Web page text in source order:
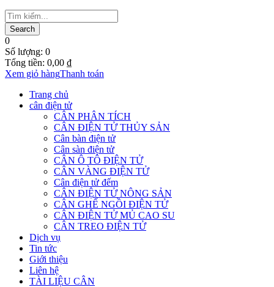
0
Số lượng: 0
Tổng tiền: 0,00 ₫
Xem giỏ hàngThanh toán
Trang chủ
cân điện tử
CÂN PHÂN TÍCH
CÂN ĐIỆN TỬ THỦY SẢN
Cân bàn điện tử
Cân sàn điện tử
CÂN Ô TÔ ĐIỆN TỬ
CÂN VÀNG ĐIỆN TỬ
Cân điện tử đếm
CÂN ĐIỆN TỬ NÔNG SẢN
CÂN GHẾ NGỒI ĐIỆN TỬ
CÂN ĐIỆN TỬ MỦ CAO SU
CÂN TREO ĐIỆN TỬ
Dịch vụ
Tin tức
Giới thiệu
Liên hệ
TÀI LIỆU CÂN